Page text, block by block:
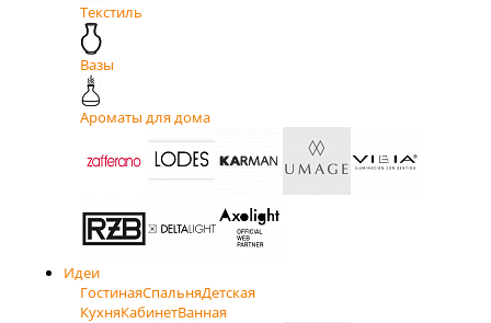
Текстиль
Вазы
Ароматы для дома
Идеи
ГостинаяСпальняДетская
КухняКабинетВанная